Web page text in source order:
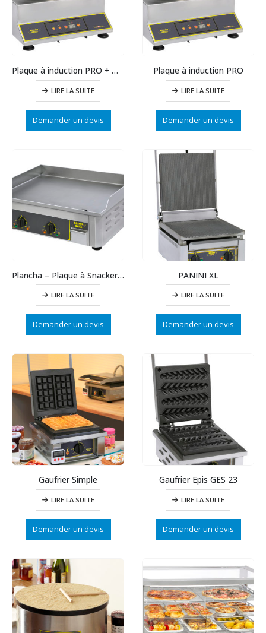
Plaque à induction PRO + Wok
LIRE LA SUITE
Demander un devis
Plaque à induction PRO
LIRE LA SUITE
Demander un devis
Plancha – Plaque à Snacker FONTE
LIRE LA SUITE
Demander un devis
PANINI XL
LIRE LA SUITE
Demander un devis
Gaufrier Simple
LIRE LA SUITE
Demander un devis
Gaufrier Epis GES 23
LIRE LA SUITE
Demander un devis